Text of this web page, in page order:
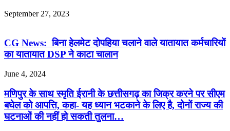
September 27, 2023
CG News: बिना हेलमेट दोपहिया चलाने वाले यातायात कर्मचारियों
का यातायात DSP ने काटा चालान
June 4, 2024
मणिपुर के साथ स्मृति ईरानी के छत्तीसगढ़ का जिक्र करने पर सीएम
बघेल को आपत्ति, कहा- यह ध्यान भटकाने के लिए है, दोनों राज्य की
घटनाओं की नहीं हो सकती तुलना…